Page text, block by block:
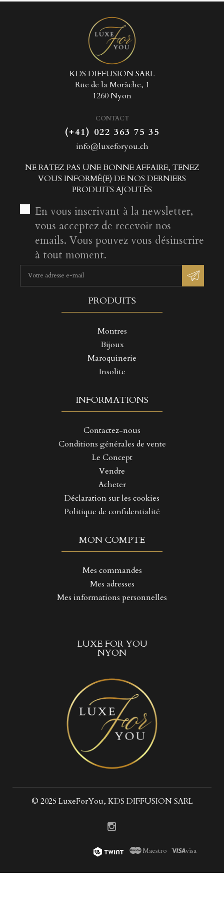
KDS DIFFUSION SARL
Rue de la Morâche, 1
1260 Nyon
CONTACT
(+41) 022 363 75 35
info@luxeforyou.ch
NE RATEZ PAS UNE BONNE AFFAIRE, TENEZ
VOUS INFORMÉ(E) DE NOS DERNIERS
PRODUITS AJOUTÉS
En vous inscrivant à la newsletter,
vous acceptez de recevoir nos
emails. Vous pouvez vous désinscrire
à tout moment.
PRODUITS
Montres
Bijoux
Maroquinerie
Insolite
INFORMATIONS
Contactez-nous
Conditions générales de vente
Le Concept
Vendre
Acheter
Déclaration sur les cookies
Politique de confidentialité
MON COMPTE
Mes commandes
Mes adresses
Mes informations personnelles
LUXE FOR YOU
NYON
© 2025 LuxeForYou, KDS DIFFUSION SARL
Maestro visa